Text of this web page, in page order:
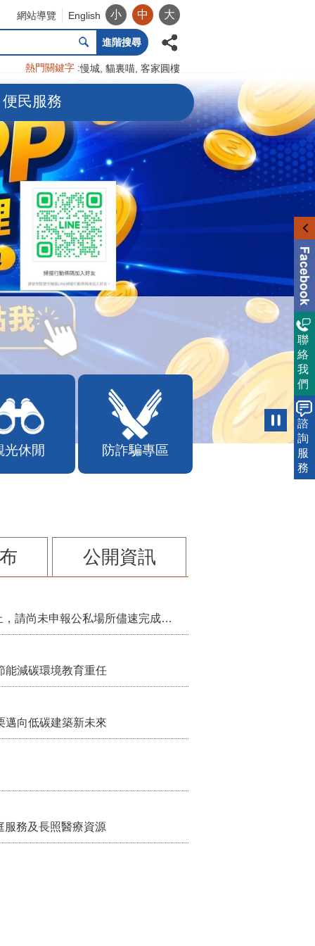
網站導覽 English 小 中 大
進階搜尋
熱門關鍵字 慢城 貓裏喵 客家圓樓
便民服務
光休閒 防詐騙專區
公開資訊
115年第2季固定源空污費申報已於7月底截止，請尚未申報公私場所儘速完成申繳，以免面臨滯納金及罰鍰!
減碳環境教育重任
向低碳建築新未來
服務及長照醫療資源
聯
絡
我
們
諮
詢
服
務